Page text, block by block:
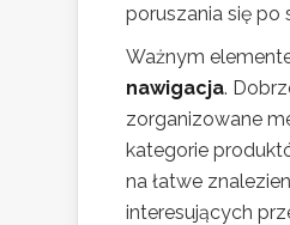
poruszania się po
Ważnym
nawigacja.
zorganizowane
kategorie
na łatwe
interesujących